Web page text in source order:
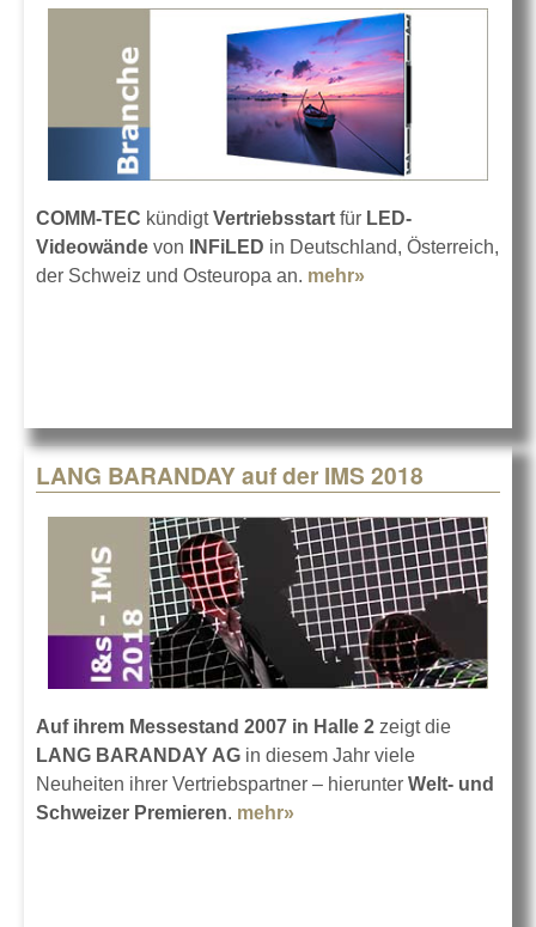
COMM-TEC kündigtVertriebsstart für LED-
Videowände von INFiLED in Deutschland, Österreich,
der Schweiz und Osteuropa an. mehr»
LANG BARANDAY auf der IMS 2018
Auf ihrem Messestand 2007 in Halle 2 zeigt die
LANG BARANDAY AG in diesem Jahr viele
Neuheiten ihrer Vertriebspartner – hierunter Welt- und
Schweizer Premieren. mehr»